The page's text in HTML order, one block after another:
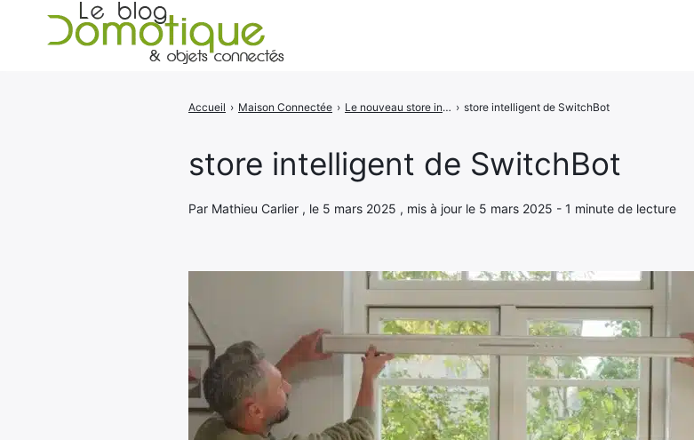
store intelligent de SwitchBot
Par Mathieu Carlier , le 5 mars 2025 , mis à jour le 5 mars 2025 - 1 minute de lecture
Accueil › Maison Connectée › Le nouveau store intelligent de SwitchBot est hautement réglable et ne nécessite pas d'installation professionnelle › store intelligent de SwitchBot
Rechercher